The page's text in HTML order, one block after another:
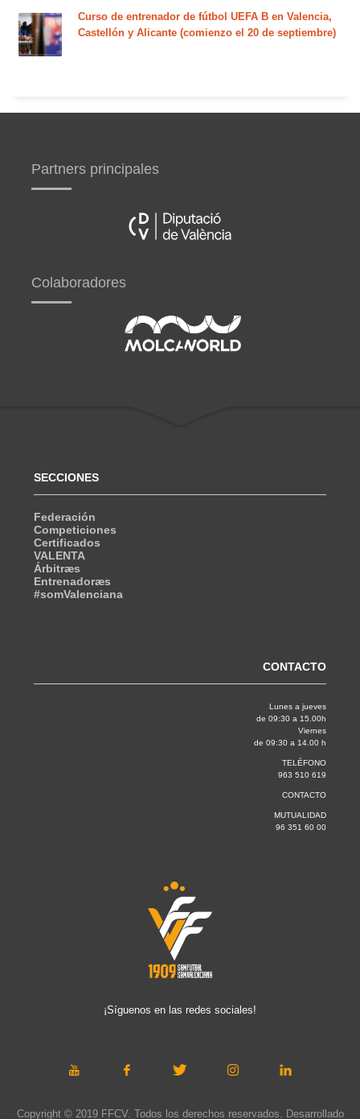
Curso de entrenador de fútbol UEFA B en Valencia,
Castellón y Alicante (comienzo el 20 de septiembre)
Partners principales
Colaboradores
SECCIONES
Federación
Competiciones
Certificados
VALENTA
Árbitræs
Entrenadoræs
#somValenciana
CONTACTO
Lunes a jueves
de 09:30 a 15.00h
Viernes
de 09:30 a 14.00 h
TELÉFONO
963 510 619
CONTACTO
MUTUALIDAD
96 351 60 00
¡Síguenos en las redes sociales!
Copyright © 2019 FFCV. Todos los derechos reservados. Desarrollado